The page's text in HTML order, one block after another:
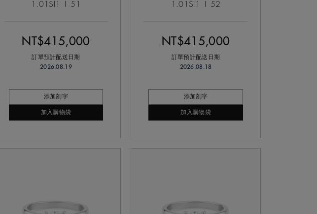
1.01 SI1 51
NT$415,000
訂單預計配送日期
2026.08.19
添加刻字
加入購物袋
1.01 SI1 52
NT$415,000
訂單預計配送日期
2026.08.18
添加刻字
加入購物袋